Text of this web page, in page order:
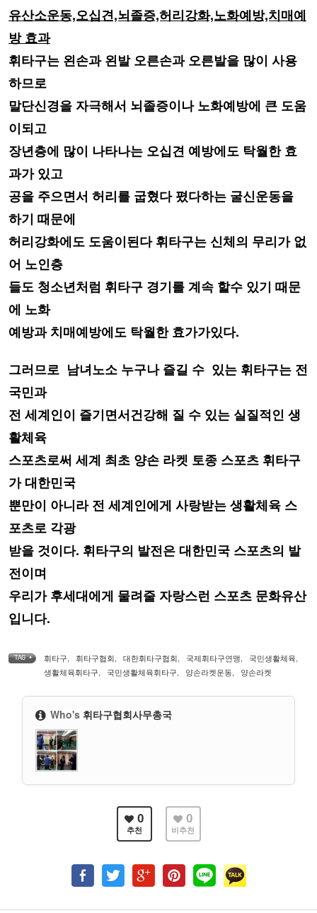
유산소운동,오십견,뇌졸증,허리강화,노화예방,치매예
방 효과
휘타구는 왼손과 왼발 오른손과 오른발을 많이 사용
하므로
말단신경을 자극해서 뇌졸증이나 노화예방에 큰 도움
이되고
장년층에 많이 나타나는 오십견 예방에도 탁월한 효
과가 있고
공을 주으면서 허리를 굽혔다 폈다하는 굴신운동을
하기 때문에
허리강화에도 도움이된다휘타구는 신체의 무리가 없
어 노인층
들도 청소년처럼 휘타구 경기를 계속 할수 있기 때문
에 노화
예방과 치매예방에도 탁월한 효가가있다.
그러므로 남녀노소 누구나 즐길 수 있는 휘타구는 전
국민과
전 세계인이 즐기면서건강해 질 수 있는 실질적인 생
활체육
스포츠로써 세계 최초 양손 라켓 토종 스포츠 휘타구
가 대한민국
뿐만이 아니라 전 세계인에게 사랑받는 생활체육 스
포츠로 각광
받을 것이다. 휘타구의 발전은 대한민국 스포츠의 발
전이며
우리가 후세대에게 물려줄자랑스런 스포츠 문화유산
입니다.
TAG • 휘타구, 휘타구협회, 대한휘타구협회, 국제휘타구연맹, 국민생활체육,
생활체육휘타구, 국민생활체육휘타구, 양손라켓운동, 양손라켓
Who's 휘타구협회사무총국
0
추천
0
비추천